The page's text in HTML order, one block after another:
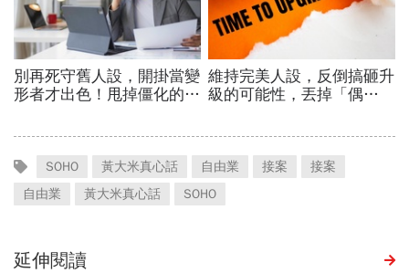
SOHO 黃大米真心話 自由業 接案
接案
自由業
黃大米真心話 SOHO
延伸閱讀